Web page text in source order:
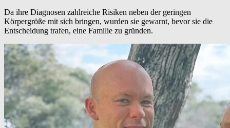
Da ihre Diagnosen zahlreiche Risiken neben der geringen
Körpergröße mit sich bringen, wurden sie gewarnt, bevor sie die
Entscheidung trafen, eine Familie zu gründen.